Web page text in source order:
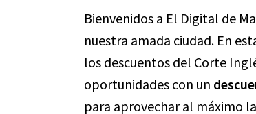
Bienvenidos a El Digital de
nuestra amada ciudad. En
los descuentos del Corte
oportunidades con un
para aprovechar al máximo